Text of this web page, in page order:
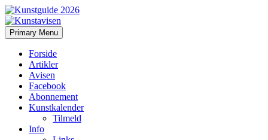
Kunstavisen
Search
Primary Menu Skip
to
Forside
Artikler
Avisen
Facebook
Abonnement
Kunstkalender
Tilmeld
Info